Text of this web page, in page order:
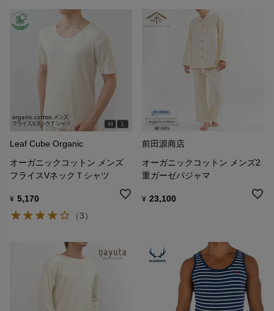
Leaf Cube Organic
オーガニックコットン メンズ
フライスVネックＴシャツ
¥ 5,170
（3）
前田源商店
オーガニックコットン メンズ2
重ガーゼパジャマ
¥ 23,100